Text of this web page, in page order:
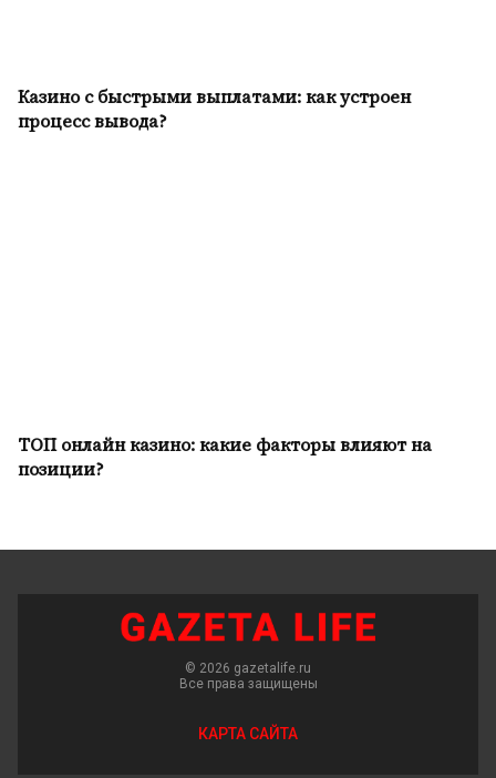
Казино с быстрыми выплатами: как устроен
процесс вывода?
ТОП онлайн казино: какие факторы влияют на
позиции?
© 2026 gazetalife.ru
Все права защищены
КАРТА САЙТА